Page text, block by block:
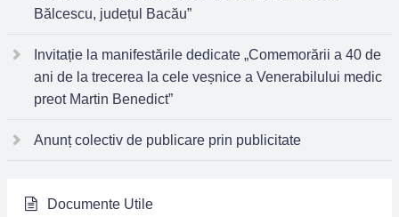
Bălcescu, județul Bacău”
Invitație la manifestările dedicate „Comemorării a 40 de
ani de la trecerea la cele veșnice a Venerabilului medic
preot Martin Benedict”
Anunț colectiv de publicare prin publicitate
Documente Utile